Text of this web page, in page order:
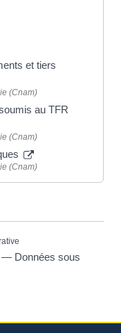
et tiers
(Cnam)
au TFR
(Cnam)
(Cnam)
— Données sous